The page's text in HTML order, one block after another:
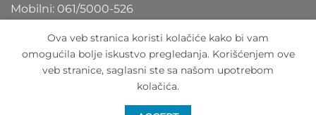
Mobilni: 061/5000-526
Visa PayPal Stripe MasterCard
Cash
Ova veb stranica koristi kolačiće kako bi vam
omogućila bolje iskustvo pregledanja. Korišćenjem ove
veb stranice, saglasni ste sa našom upotrebom
kolačića.